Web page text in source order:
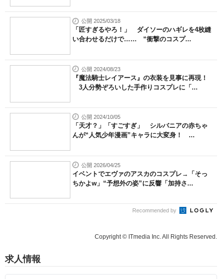
公開 2025/03/18
「匠すぎるやろ！」 ダイソーのハギレを4枚縫
い合わせるだけで…… “衝撃のコスプ...
公開 2024/08/23
『魔法騎士レイアース』の衣装を見事に再現！
3人分勢ぞろいした手作りコスプレに「...
公開 2024/10/05
「天才？」「すごすぎ」 シルバニアの赤ちゃ
んが“人気少年漫画”キャラに大変身！ ...
公開 2026/04/25
イベントでエヴァのアスカのコスプレ→「そっ
ちかよw」“予想外の姿”に反響「加持さ...
Recommended by
Copyright © ITmedia Inc. All Rights Reserved.
求人情報